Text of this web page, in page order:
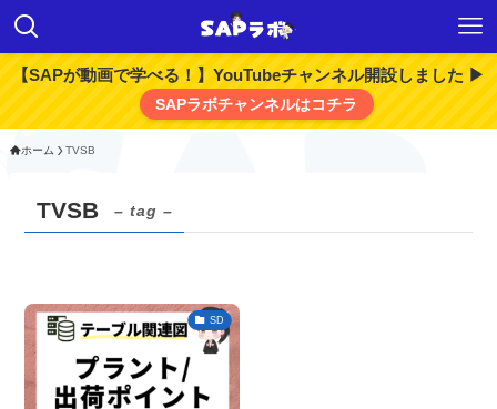
【SAPが動画で学べる！】YouTubeチャンネル開設しました ▶
SAPラボチャンネルはコチラ
ホーム TVSB
TVSB – tag –
SD